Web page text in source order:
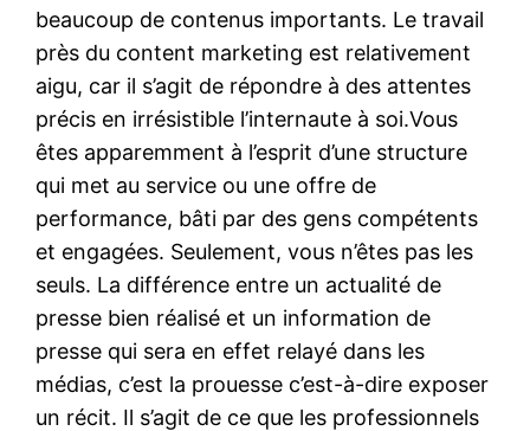
beaucoup de contenus importants. Le travail
près du content marketing est relativement
aigu, car il s’agit de répondre à des attentes
précis en irrésistible l’internaute à soi.Vous
êtes apparemment à l’esprit d’une structure
qui met au service ou une offre de
performance, bâti par des gens compétents
et engagées. Seulement, vous n’êtes pas les
seuls. La différence entre un actualité de
presse bien réalisé et un information de
presse qui sera en effet relayé dans les
médias, c’est la prouesse c’est-à-dire exposer
un récit. Il s’agit de ce que les professionnels